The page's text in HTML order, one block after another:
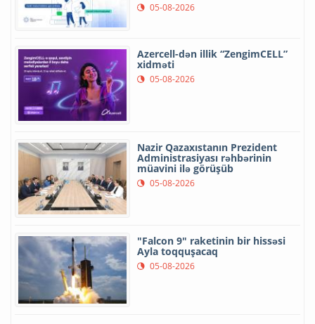
05-08-2026
Azercell-dən illik “ZengimCELL”
xidməti
05-08-2026
Nazir Qazaxıstanın Prezident
Administrasiyası rəhbərinin
müavini ilə görüşüb
05-08-2026
"Falcon 9" raketinin bir hissəsi
Ayla toqquşacaq
05-08-2026